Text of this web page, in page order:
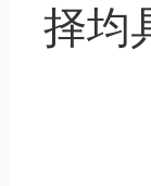
择均